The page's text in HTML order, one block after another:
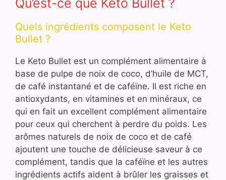
Quels ingrédients composent le Keto
Bullet ?
Le Keto Bullet est un complément alimentaire à
base de pulpe de noix de coco, d’huile de MCT,
de café instantané et de caféïne. Il est riche en
antioxydants, en vitamines et en minéraux, ce
qui en fait un excellent complément alimentaire
pour ceux qui cherchent à perdre du poids. Les
arômes naturels de noix de coco et de café
ajoutent une touche de délicieuse saveur à ce
complément, tandis que la caféïne et les autres
ingrédients actifs aident à brûler les graisses et